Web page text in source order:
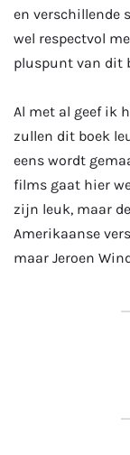
en verschillende
wel respectvol
pluspunt van dit
Al met al geef ik
zullen dit boek
eens wordt
films gaat hier
zijn leuk, maar
Amerikaanse
maar Jeroen